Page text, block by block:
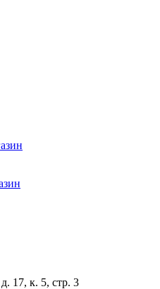
17, к. 5, стр. 3